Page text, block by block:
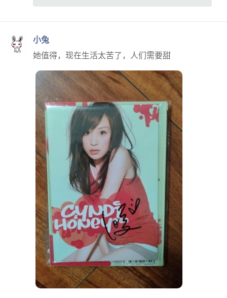
小兔
她值得，现在生活太苦了，人们需要甜